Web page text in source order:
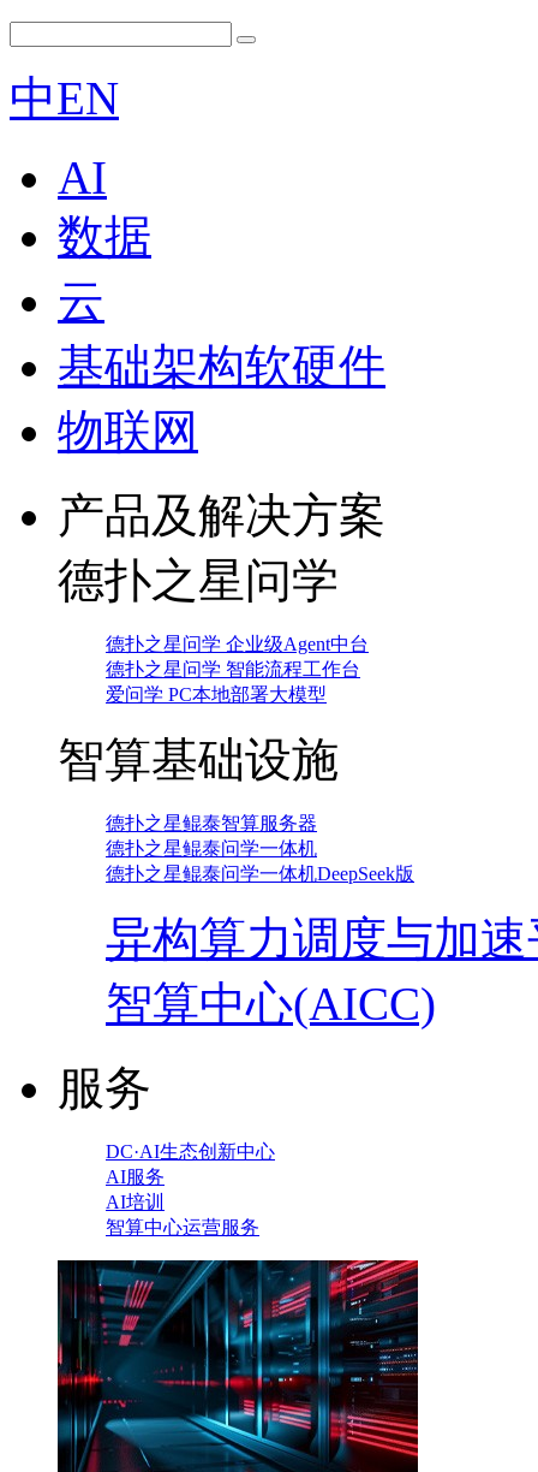
中EN
AI
数据
云
基础架构软硬件
物联网
产品及解决方案
德扑之星问学
德扑之星问学 企业级Agent中台
德扑之星问学 智能流程工作台
爱问学 PC本地部署大模型
智算基础设施
德扑之星鲲泰智算服务器
德扑之星鲲泰问学一体机
德扑之星鲲泰问学一体机DeepSeek版
异构算力调度与加
智算中心(AICC)
服务
DC·AI生态创新中心
AI服务
AI培训
智算中心运营服务